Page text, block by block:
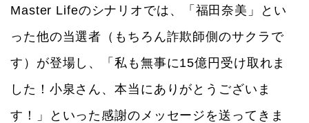
Master Lifeのシナリオでは、「福田奈美」とい
った他の当選者（もちろん詐欺師側のサクラで
す）が登場し、「私も無事に15億円受け取れま
した！小泉さん、本当にありがとうございま
す！」といった感謝のメッセージを送ってきま